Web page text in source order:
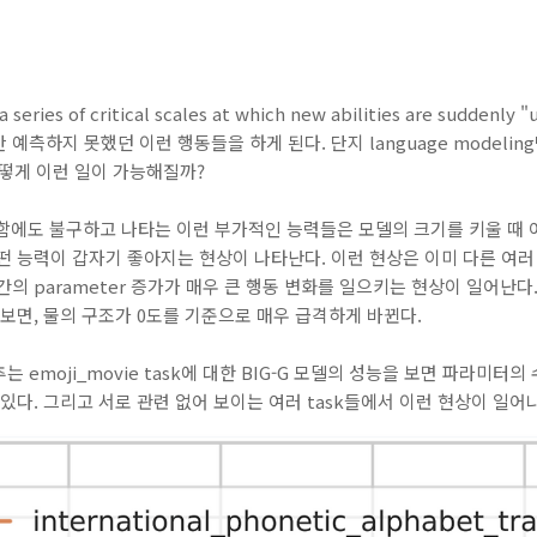
series of critical scales at which new abilities are suddenly
예측하지 못했던 이런 행동들을 하게 된다. 단지 language
게 이런 일이 가능해질까?
도 불구하고 나타는 이런 부가적인 능력들은 모델의 크기를 키울 때
능력이 갑자기 좋아지는 현상이 나타난다. 이런 현상은 이미 다른 여
의 parameter 증가가 매우 큰 행동 변화를 일으키는 현상이 일어난
면, 물의 구조가 0도를 기준으로 매우 급격하게 바뀐다.
는 emoji_movie task에 대한 BIG-G 모델의 성능을 보면 파라미터의
다. 그리고 서로 관련 없어 보이는 여러 task들에서 이런 현상이 일어